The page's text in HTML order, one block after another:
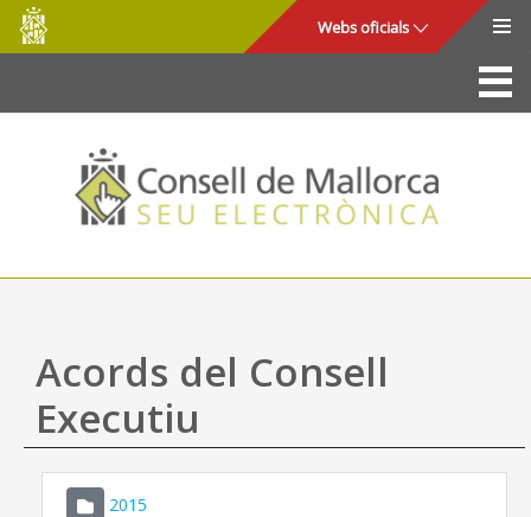
Salta al contingut principal
Consell
de
Mallorca
Webs oficials
La Seu
Consell de Mallorca
Accés i seguretat
Utilitats
Ajuda
Acords del Consell
Executiu
2015